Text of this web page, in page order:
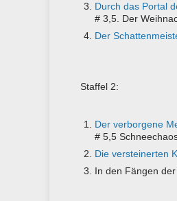
Durch das Portal
# 3,5. Der
Der
Staffel 2:
Der verborgene
# 5,5
Die versteinerten
In den Fängen